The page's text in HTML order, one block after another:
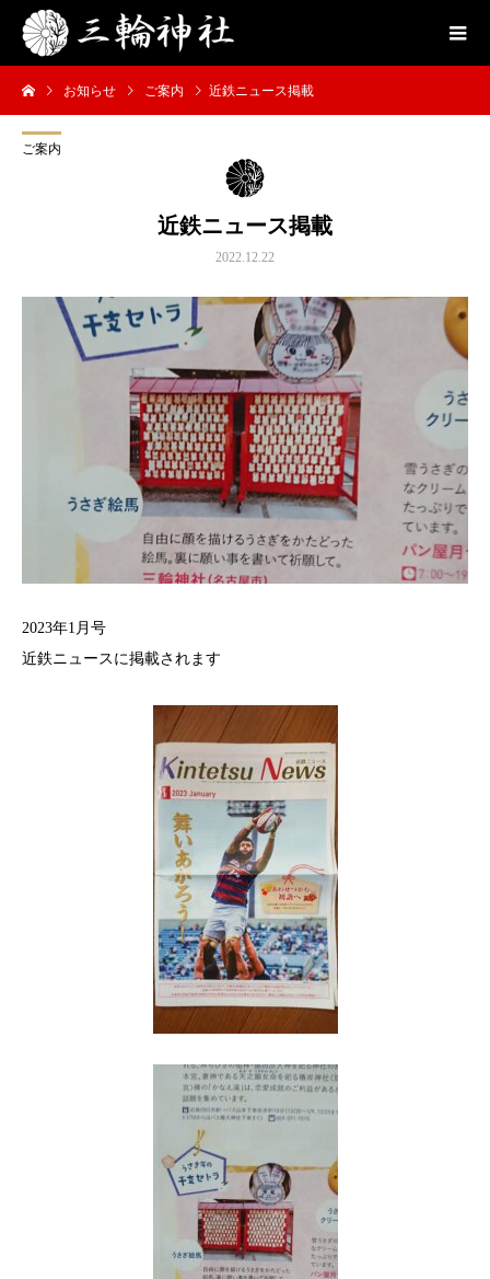
お知らせ ご案内 近鉄ニュース掲載
ご案内
近鉄ニュース掲載
2022.12.22
2023年1月号
近鉄ニュースに掲載されます